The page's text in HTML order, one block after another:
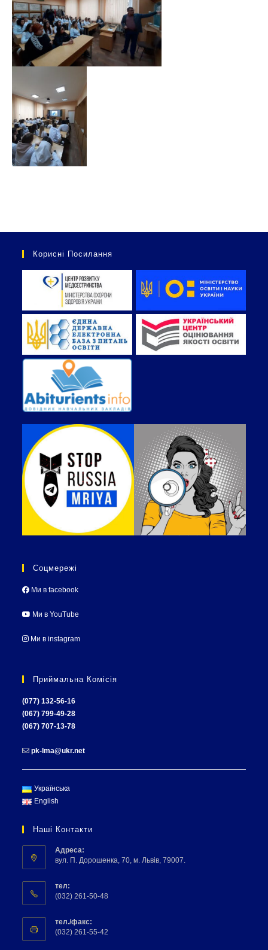
Корисні Посилання
Соцмережі
Ми в facebook
Ми в YouTube
Ми в instagram
Приймальна Комісія
(077) 132-56-16
(067) 799-49-28
(067) 707-13-78
pk-lma@ukr.net
Українська
English
Наші Контакти
Адреса:
вул. П. Дорошенка, 70, м. Львів, 79007.
тел:
(032) 261-50-48
тел./факс:
(032) 261-55-42